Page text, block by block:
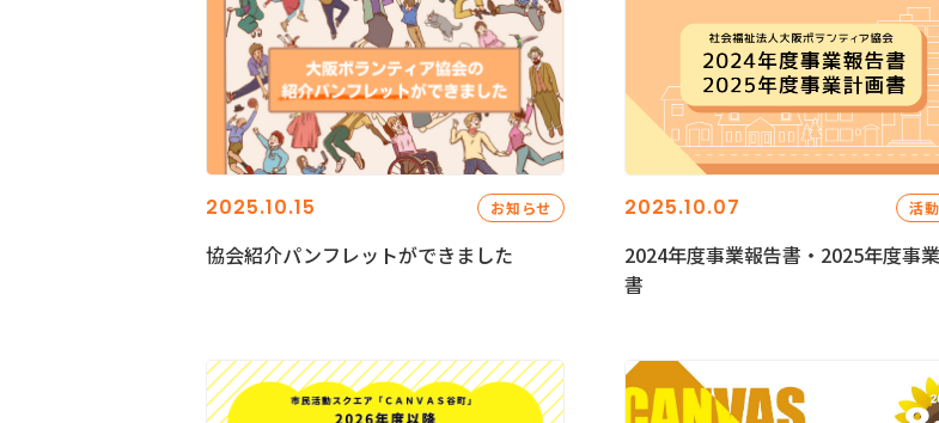
2025.10.15 お知らせ
協会紹介パンフレットができました
2025.10.07 活
2024年度事業報告書・2025年度事
書